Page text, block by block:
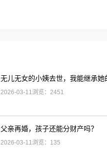
无儿无女的小姨去世，我能继承她
2026-03-11浏览：2451
父亲再婚，孩子还能分财产吗？
2026-03-11浏览：135